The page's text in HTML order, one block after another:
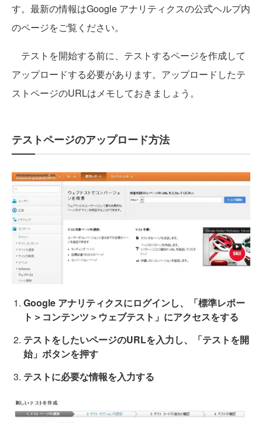
す。最新の情報はGoogle アナリティクスの公式ヘルプ内
のページをご覧ください。
テストを開始する前に、テストするページを作成して
アップロードする必要があります。アップロードしたテ
ストページのURLはメモしておきましょう。
テストページのアップロード方法
Google アナリティクスにログインし、「標準レポー
ト＞コンテンツ＞ウェブテスト」にアクセスをする
テストをしたいページのURLを入力し、「テストを開
始」ボタンを押す
テストに必要な情報を入力する